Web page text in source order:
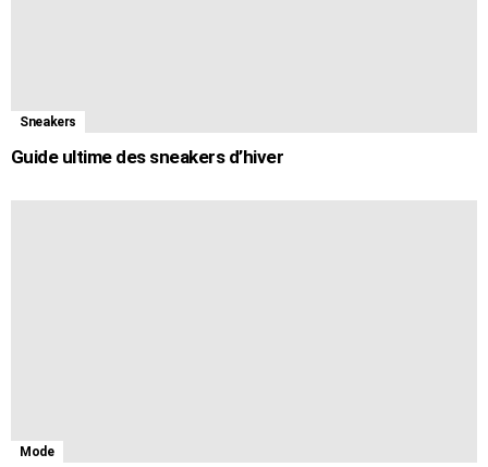
Sneakers
Guide ultime des sneakers d’hiver
Mode